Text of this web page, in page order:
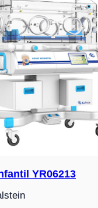
YR06213